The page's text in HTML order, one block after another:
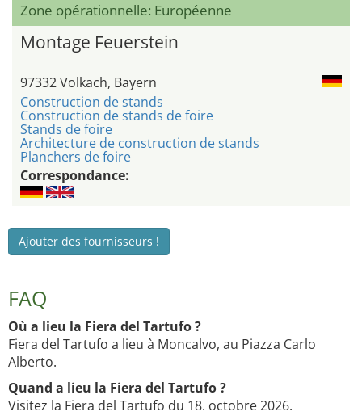
Zone opérationnelle: Européenne
Montage Feuerstein
97332 Volkach, Bayern
Construction de stands
Construction de stands de foire
Stands de foire
Architecture de construction de stands
Planchers de foire
Correspondance:
Ajouter des fournisseurs !
FAQ
Où a lieu la Fiera del Tartufo ?
Fiera del Tartufo a lieu à Moncalvo, au Piazza Carlo
Alberto.
Quand a lieu la Fiera del Tartufo ?
Visitez la Fiera del Tartufo du 18. octobre 2026.